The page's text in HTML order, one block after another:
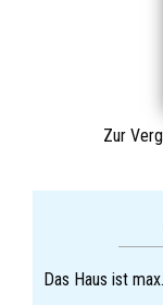
Zur
Das Haus ist